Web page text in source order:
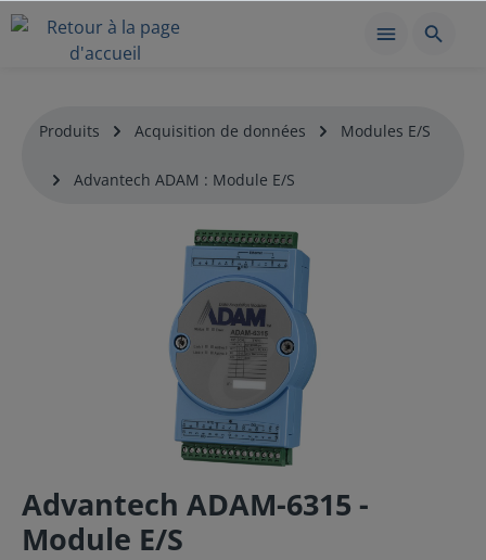
Produits Acquisition de données Modules E/S
Advantech ADAM : Module E/S
Advantech ADAM-6315 -
Module E/S